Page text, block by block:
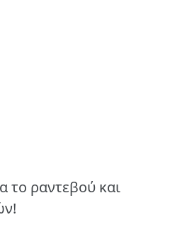
το ραντεβού και